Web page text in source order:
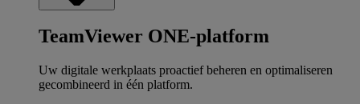
TeamViewer ONE-platform
Uw digitale werkplaats proactief beheren en optimaliseren
gecombineerd in één platform.